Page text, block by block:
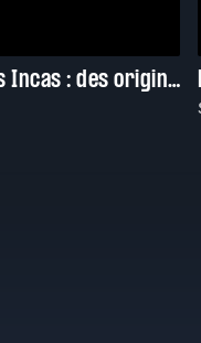
Le mystère des Incas : des origines à la chute